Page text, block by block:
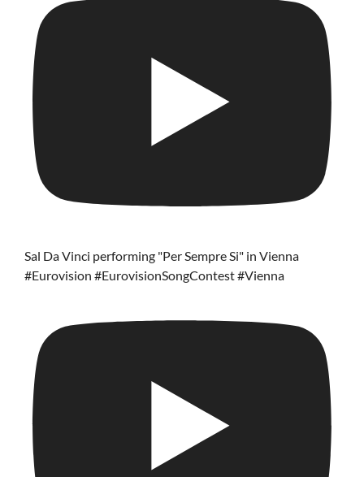
Sal Da Vinci performing "Per Sempre Si" in Vienna
#Eurovision #EurovisionSongContest #Vienna